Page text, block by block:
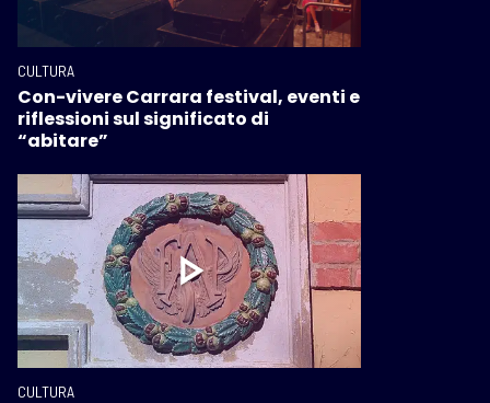
CULTURA
Con-vivere Carrara festival, eventi e
riflessioni sul significato di
“abitare”
CULTURA